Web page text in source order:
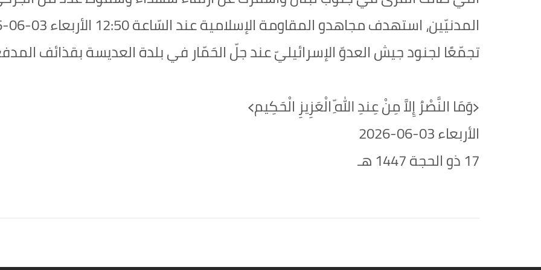
تجمّعًا لجنود جيش العدوّ الإسرائيليّ عند جلّ الحَمّار في بلدة العديسة بقذائف
﴿وَمَا النَّصْرُ إِلاَّ مِنْ عِندِ اللّهِ الْعَزِيزِ الْحَكِيم﴾‏
الأربعاء 03-06-2026‏
17 ذو الحجة 1447 هـ